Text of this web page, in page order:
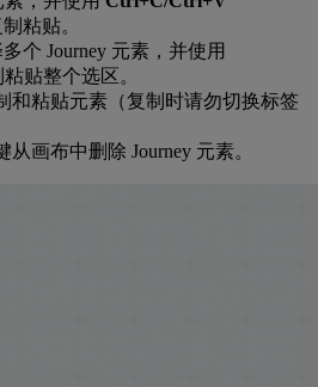
粘贴。
个 Journey 元素，并使用
贴整个选区。
和粘贴元素（复制时请勿切换标签
从画布中删除 Journey 元素。